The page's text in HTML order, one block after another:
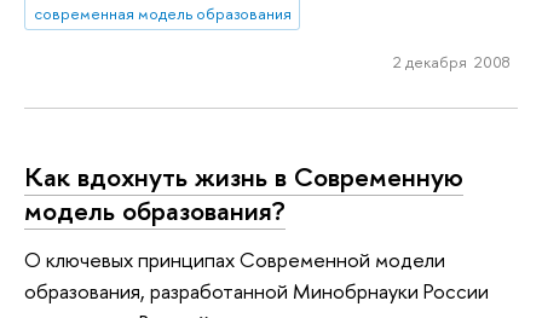
современная модель образования
2 декабря 2008
Как вдохнуть жизнь в Современную
модель образования?
О ключевых принципах Современной модели
образования, разработанной Минобрнауки России